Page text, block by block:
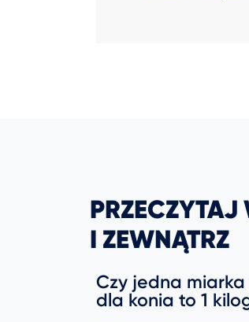
I ZEWNĄTRZ
Czy jedna
dla konia to 1